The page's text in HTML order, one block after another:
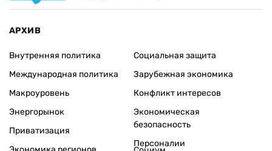
АРХИВ
Внутренняя политика
Международная политика
Макроуровень
Энергорынок
Приватизация
Социальная защита
Зарубежная экономика
Конфликт интересов
Экономическая
безопасность
Персоналии